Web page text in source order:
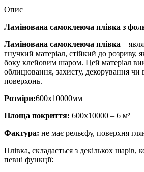
Опис
Ламінована самоклеюча плівка з
Ламінована самоклеюча плівка –
гнучкий матеріал, стійкий до розриву,
боку клейовим шаром. Цей матеріал
облицювання, захисту, декорування чи
поверхонь.
Розміри:600х10000мм
Площа покриття: 600х10000 – 6 м²
Фактура: не має рельєфу, поверхня
Плівка, складається з декількох шарів,
певні функції: